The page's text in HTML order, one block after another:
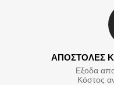
ΑΠΟΣΤΟΛΕΣ
Εξοδα
Κόστος